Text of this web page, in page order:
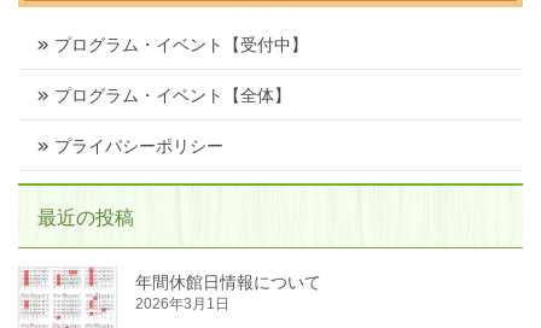
プログラム・イベント【受付中】
プログラム・イベント【全体】
プライバシーポリシー
最近の投稿
年間休館日情報について
2026年3月1日